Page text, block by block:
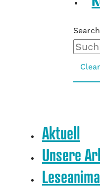
Search
Clear
Aktuell
Unsere